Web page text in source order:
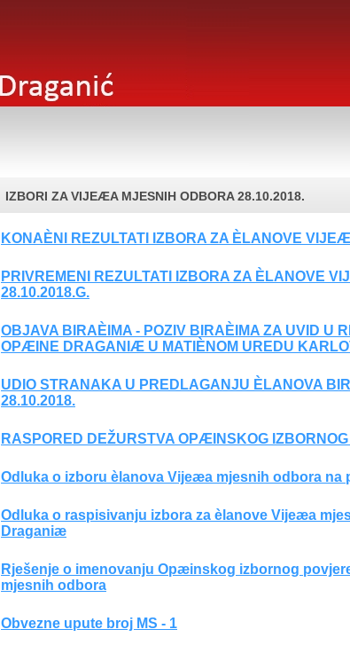
IZBORI ZA VIJEÆA MJESNIH ODBORA 28.10.2018.
KONAÈNI REZULTATI IZBORA ZA ÈLANOVE
PRIVREMENI REZULTATI IZBORA ZA ÈLANOVE
28.10.2018.G.
OBJAVA BIRAÈIMA - POZIV BIRAÈIMA ZA UVID U
OPÆINE DRAGANIÆ U MATIÈNOM UREDU
UDIO STRANAKA U PREDLAGANJU ÈLANOVA
28.10.2018.
RASPORED DEŽURSTVA OPÆINSKOG
Odluka o izboru èlanova Vijeæa mjesnih odbora
Odluka o raspisivanju izbora za èlanove Vijeæa
Draganiæ
Rješenje o imenovanju Opæinskog izbornog
mjesnih odbora
Obvezne upute broj MS - 1